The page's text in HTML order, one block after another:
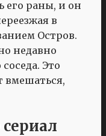
его раны, и он
в
Остров.
недавно
Это
вмешаться,